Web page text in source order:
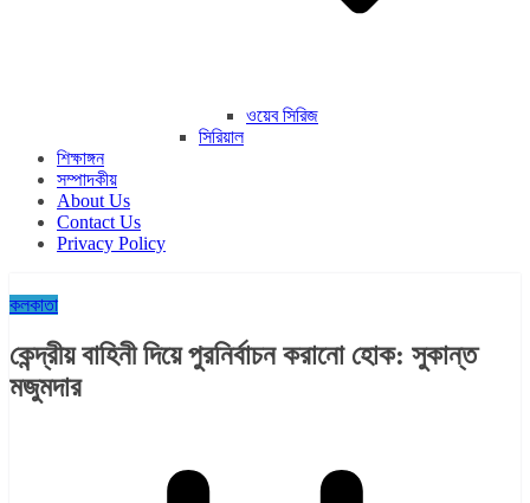
ওয়েব সিরিজ
সিরিয়াল
শিক্ষাঙ্গন
সম্পাদকীয়
About Us
Contact Us
Privacy Policy
কলকাতা
কেন্দ্রীয় বাহিনী দিয়ে পুরনির্বাচন করানো হোক: সুকান্ত
মজুমদার